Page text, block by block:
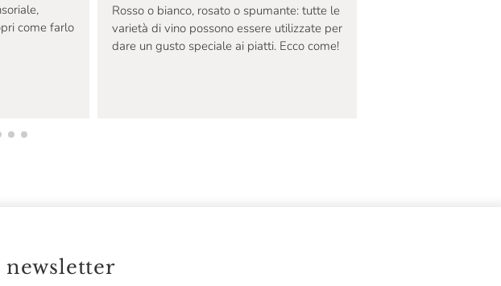
come farlo
Rosso o bianco, rosato o spumante: tutte le
varietà di vino possono essere utilizzate per
dare un gusto speciale ai piatti. Ecco come!